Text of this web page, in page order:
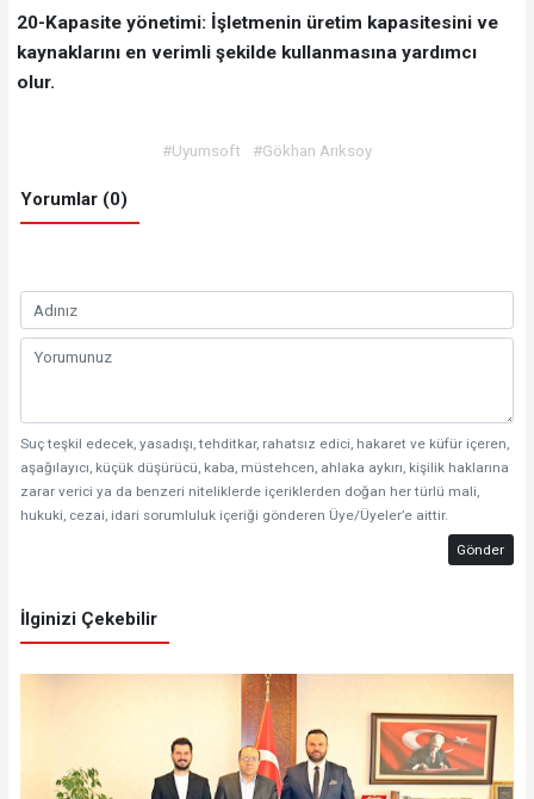
20-Kapasite yönetimi: İşletmenin üretim kapasitesini ve
kaynaklarını en verimli şekilde kullanmasına yardımcı
olur.
#Uyumsoft #Gökhan Arıksoy
Yorumlar (0)
Suç teşkil edecek, yasadışı, tehditkar, rahatsız edici, hakaret ve küfür içeren,
aşağılayıcı, küçük düşürücü, kaba, müstehcen, ahlaka aykırı, kişilik haklarına
zarar verici ya da benzeri niteliklerde içeriklerden doğan her türlü mali,
hukuki, cezai, idari sorumluluk içeriği gönderen Üye/Üyeler’e aittir.
Gönder
İlginizi Çekebilir